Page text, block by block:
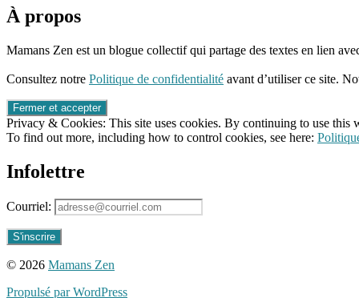
la
maison,
Mamans
blogueuses
du
Québec,
cycle
des
équinoxe
fête
des
récoltes
hiver
mieux-
vivre
À propos
Mamans Zen est un blogue collectif qui partage des textes en lien
Consultez notre Politique de confidentialité avant d’utiliser ce site.
Privacy & Cookies: This site uses cookies. By continuing to use this
To find out more, including how to control cookies, see here:
Infolettre
Courriel:
© 2026 Mamans Zen
Propulsé par WordPress